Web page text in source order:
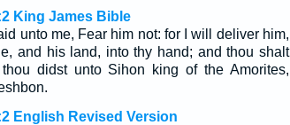
King James Bible
unto me, Fear him not: for I will deliver him,
and his land, into thy hand; and thou shalt
didst unto Sihon king of the Amorites,
English Revised Version